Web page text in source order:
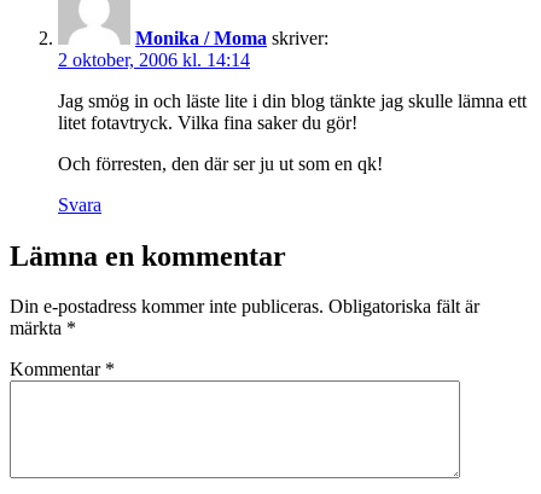
Monika / Moma skriver:
2 oktober, 2006 kl. 14:14
Jag smög in och läste lite i din blog tänkte jag skulle lämna ett
litet fotavtryck. Vilka fina saker du gör!
Och förresten, den där ser ju ut som en qk!
Svara
Lämna en kommentar
Din e-postadress kommer inte publiceras. Obligatoriska fält är
märkta *
Kommentar *